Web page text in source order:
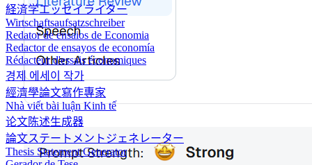
経済学エッセイライター
Wirtschaftsaufsatzschreiber
Redator de ensaios de Economia
Redactor de ensayos de economía
Rédacteur d'essais économiques
경제 에세이 작가
經濟學論文寫作專家
Nhà viết bài luận Kinh tế
论文陈述生成器
論文ステートメントジェネレーター
Thesis Statement Generator